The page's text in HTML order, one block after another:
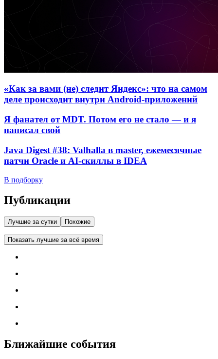
«Как за вами (не) следит Яндекс»: что на самом
деле происходит внутри Android-приложений
Я фанател от MDT. Потом его не стало — и я
написал свой
Java Digest #38: Valhalla в master, ежемесячные
патчи Oracle и AI-скиллы в IDEA
В подборку
Публикации
Лучшие за сутки Похожие
Показать лучшие за всё время
Ближайшие события